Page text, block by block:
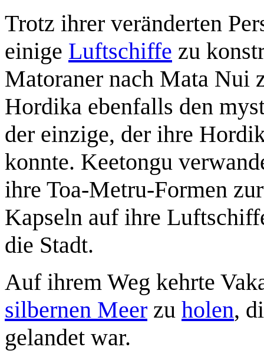
Trotz ihrer veränderten
einige Luftschiffe zu
Matoraner nach Mata Nui
Hordika ebenfalls den
der einzige, der ihre
konnte. Keetongu
ihre Toa-Metru-Formen
Kapseln auf ihre
die Stadt.
Auf ihrem Weg kehrte
silbernen Meer zu holen,
gelandet war.